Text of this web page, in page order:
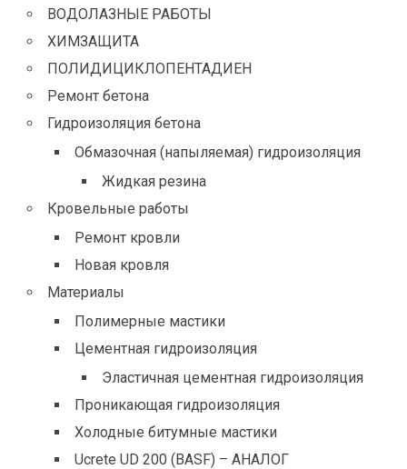
ВОДОЛАЗНЫЕ РАБОТЫ
ХИМЗАЩИТА
ПОЛИДИЦИКЛОПЕНТАДИЕН
Ремонт бетона
Гидроизоляция бетона
Обмазочная (напыляемая) гидроизоляция
Жидкая резина
Кровельные работы
Ремонт кровли
Новая кровля
Материалы
Полимерные мастики
Цементная гидроизоляция
Эластичная цементная гидроизоляция
Проникающая гидроизоляция
Холодные битумные мастики
Ucrete UD 200 (BASF) – АНАЛОГ